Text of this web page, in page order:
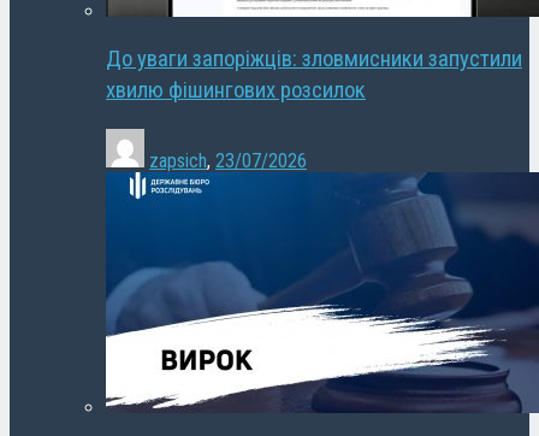
До уваги запоріжців: зловмисники запустили
хвилю фішингових розсилок
zapsich, 23/07/2026